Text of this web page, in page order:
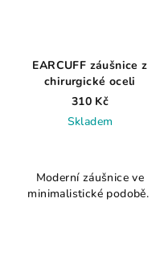
EARCUFF záušnice z
chirurgické oceli
310 Kč
Skladem
Moderní záušnice ve
minimalistické podobě.